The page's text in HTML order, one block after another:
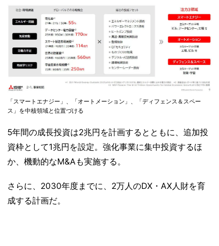
「スマートエナジー」、「オートメーション」、「ディフェンス＆スペー
ス」を中核領域と位置づける
5年間の成長投資は2兆円を計画するとともに、追加投
資枠として1兆円を設定。強化事業に集中投資するほ
か、機動的なM&Aも実施する。
さらに、2030年度までに、2万人のDX・AX人財を育
成する計画だ。